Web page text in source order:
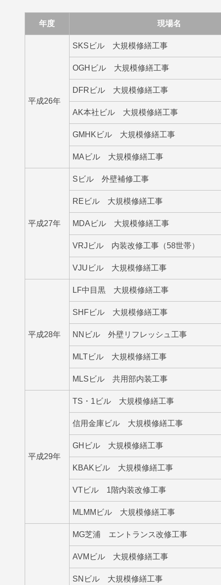
年度 現場名
平成26年
SKSビル 大規模修繕工事
OGHビル 大規模修繕工事
DFRビル 大規模修繕工事
AK本社ビル 大規模修繕工事
GMHKビル 大規模修繕工事
MAビル 大規模修繕工事
平成27年
Sビル 外壁補修工事
REビル 大規模修繕工事
MDAビル 大規模修繕工事
VRJビル 内装改修工事（58世帯）
VJUビル 大規模修繕工事
平成28年
LF中目黒 大規模修繕工事
SHFビル 大規模修繕工事
NNビル 外壁リフレッシュ工事
MLTビル 大規模修繕工事
MLSビル 共用部内装工事
平成29年
TS・1ビル 大規模修繕工事
信用金庫ビル 大規模修繕工事
GHビル 大規模修繕工事
KBAKビル 大規模修繕工事
VTビル 1階内装改修工事
MLMMビル 大規模修繕工事
MG芝浦 エントランス改修工事
AVMビル 大規模修繕工事
SNビル 大規模修繕工事